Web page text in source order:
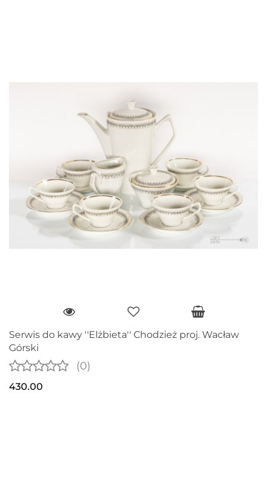
Serwis do kawy ''Elżbieta'' Chodzież proj. Wacław
Górski
(0)
430.00